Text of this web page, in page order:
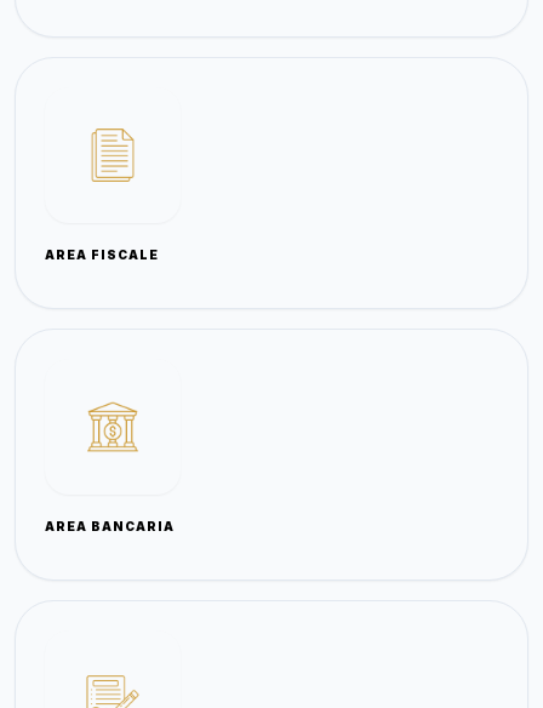
AREA FISCALE
AREA BANCARIA